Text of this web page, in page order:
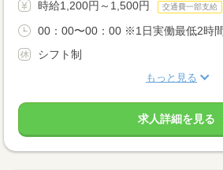
時給1,200円～1,500円 交通費一部支給
00：00〜00：00 ※1日実働最低2時
シフト制
もっと見る
求人詳細を見る